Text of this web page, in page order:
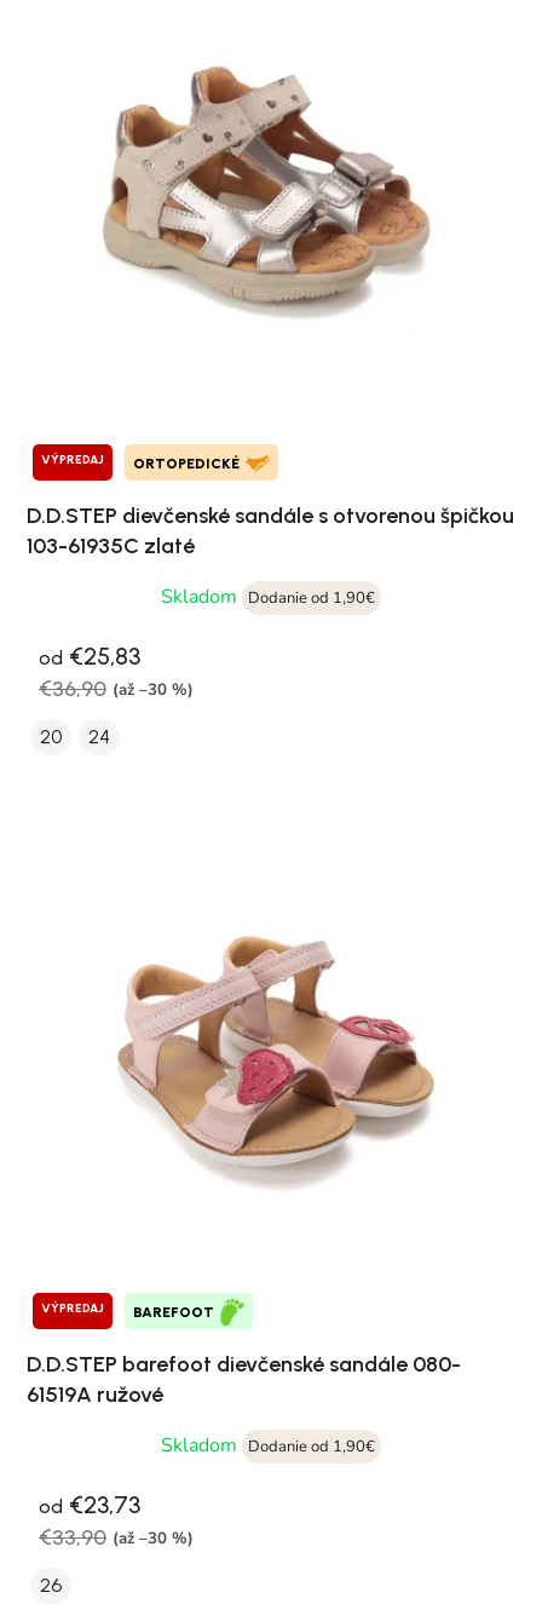
VÝPREDAJ ORTOPEDICKÉ
D.D.STEP dievčenské sandále s otvorenou špičkou
103-61935C zlaté
Skladom
Dodanie od 1,90€
od €25,83
€36,90 (až –30 %)
20 24
VÝPREDAJ BAREFOOT
D.D.STEP barefoot dievčenské sandále 080-
61519A ružové
Skladom
Dodanie od 1,90€
od €23,73
€33,90 (až –30 %)
26